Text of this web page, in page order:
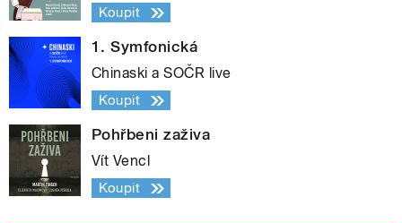
Koupit
1. Symfonická
Chinaski a SOČR live
Koupit
Pohřbeni zaživa
Vít Vencl
Koupit